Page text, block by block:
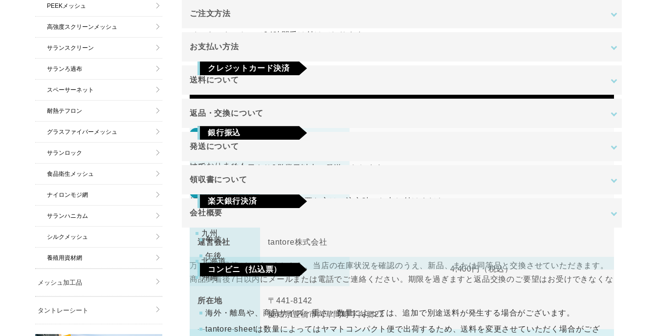
ご注文方法
インターネットにて24時間受け付けております。
お支払い方法
クレジットカード決済
Visa Mastercard JCB AMEX Diners
銀行振込
金確認後から4～5日営業日以内の商品手配となります。手数料はご負担をお願いいたします。
楽天銀行決済
ください。手数料はご負担をお願いいたします。
コンビニ（払込票）
コンビニ払込票が郵送で届きます。決済依頼日より6日以内にご入金をお願い致します。ご入金確認後の商品手
配となります。
送料について
地域
東北
関東
近畿
中国
四国
九州
北海道
沖縄
4,400円（税込）
海外・離島や、商品サイズ・重さ・数量によっては、追加で別途送料が発生する場合がございます。
tantore sheetは数量によってはヤマトコンパクト便で出荷するため、送料を変更させていただく場合がござ
返品・交換について
返品期限･条件
切り売り商品やメーカー取り寄せ商品の場合、著しく商品に欠陥がある場合を除き、原則として返品交換を受け付
けておりません。
切り売り商品やメーカー取り寄せ商品の場合、著しく商品に欠陥がある場合を除き、原則として返品交換を受け付
不良品
万一不良品等がございましたら、当店の在庫状況を確認のうえ、新品、または同等品と交換させていただきます。
商品到着後7日以内にメールまたは電話でご連絡ください。期限を過ぎますと返品交換のご要望はお受けできなくな
発送について
原則として注文日より2営業日以内に発送いたします。
下記の選択肢からご希望の配送時間をご指定頂けます。
午前
午後
領収書について
領収書（納品書、請求書）が必要な方はご注文時にお申し付けください。
会社概要
運営会社 tantore株式会社
代表取締役 中河原 毅
所在地
〒441-8142
愛知県豊橋市向草間町字向郷22
PEEKメッシュ
高強度スクリーンメッシュ
サランスクリーン
サランろ過布
スペーサーネット
耐熱テフロン
グラスファイバーメッシュ
サランロック
食品衛生メッシュ
ナイロンモジ網
サランハニカム
シルクメッシュ
養殖用資材網
メッシュ加工品
タントレーシート